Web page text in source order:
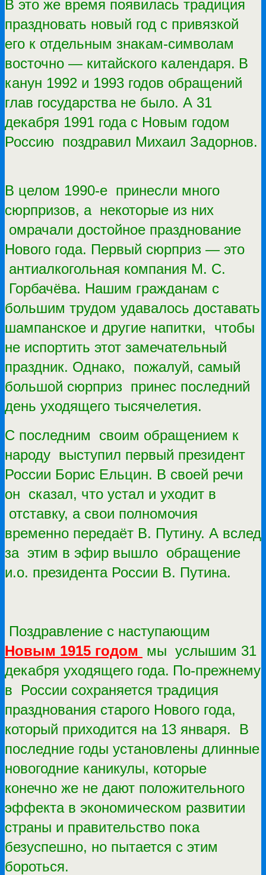
В это же время появилась традиция
праздновать новый год с привязкой
его к отдельным знакам-символам
восточно — китайского календаря. В
канун 1992 и 1993 годов обращений
глав государства не было. А 31
декабря 1991 года с Новым годом
Россию поздравил Михаил Задорнов.
В целом 1990-е принесли много
сюрпризов, а некоторые из них
омрачали достойное празднование
Нового года. Первый сюрприз — это
антиалкогольная компания М. С.
Горбачёва. Нашим гражданам с
большим трудом удавалось доставать
шампанское и другие напитки, чтобы
не испортить этот замечательный
праздник. Однако, пожалуй, самый
большой сюрприз принес последний
день уходящего тысячелетия.
С последним своим обращением к
народу выступил первый президент
России Борис Ельцин. В своей речи
он сказал, что устал и уходит в
отставку, а свои полномочия
временно передаёт В. Путину. А вслед
за этим в эфир вышло обращение
и.о. президента России В. Путина.
Поздравление с наступающим
Новым 1915 годом
мы услышим 31
декабря уходящего года. По-прежнему
в России сохраняется традиция
празднования старого Нового года,
который приходится на 13 января. В
последние годы установлены длинные
новогодние каникулы, которые
конечно же не дают положительного
эффекта в экономическом развитии
страны и правительство пока
безуспешно, но пытается с этим
бороться.